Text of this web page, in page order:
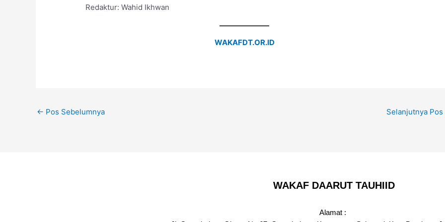
Redaktur: Wahid Ikhwan
WAKAFDT.OR.ID
← Pos Sebelumnya Selanjutnya Pos
WAKAF DAARUT TAUHIID
Alamat :